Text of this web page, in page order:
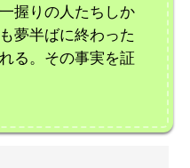
握りの人たちしか
夢半ばに終わった
る。その事実を証